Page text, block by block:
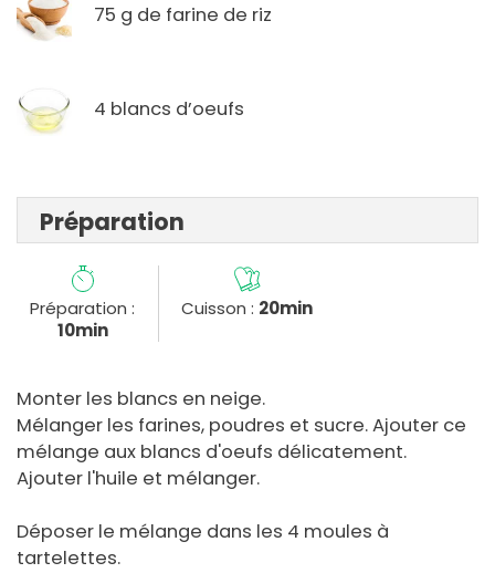
75 g de farine de riz
4 blancs d’oeufs
Préparation
Préparation :
10min
Cuisson : 20min
Monter les blancs en neige.
Mélanger les farines, poudres et sucre. Ajouter ce
mélange aux blancs d'oeufs délicatement.
Ajouter l'huile et mélanger.
Déposer le mélange dans les 4 moules à
tartelettes.